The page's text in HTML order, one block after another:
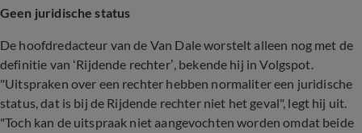
Geen juridische status
De hoofdredacteur van de Van Dale worstelt alleen nog met de
definitie van ‘Rijdende rechter’, bekende hij in Volgspot.
"Uitspraken over een rechter hebben normaliter een juridische
status, dat is bij de Rijdende rechter niet het geval", legt hij uit.
"Toch kan de uitspraak niet aangevochten worden omdat beide